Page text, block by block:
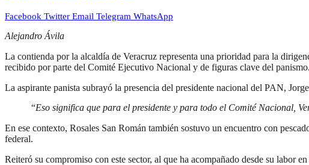
Facebook Twitter Email Telegram WhatsApp
Alejandro Ávila
La contienda por la alcaldía de Veracruz representa una prioridad para la
recibido por parte del Comité Ejecutivo Nacional y de figuras clave del panismo.
La aspirante panista subrayó la presencia del presidente nacional del PAN,
“Eso significa que para el presidente y para todo el Comité Nacional,
En ese contexto, Rosales San Román también sostuvo un encuentro con
federal.
Reiteró su compromiso con este sector, al que ha acompañado desde su labor